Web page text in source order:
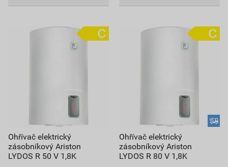
Ohřívač elektrický
zásobníkový Ariston
LYDOS R 50 V 1,8K
Ohřívač elektrický
zásobníkový Ariston
LYDOS R 80 V 1,8K